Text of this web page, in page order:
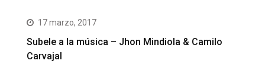
17 marzo, 2017
Subele a la música – Jhon Mindiola & Camilo
Carvajal